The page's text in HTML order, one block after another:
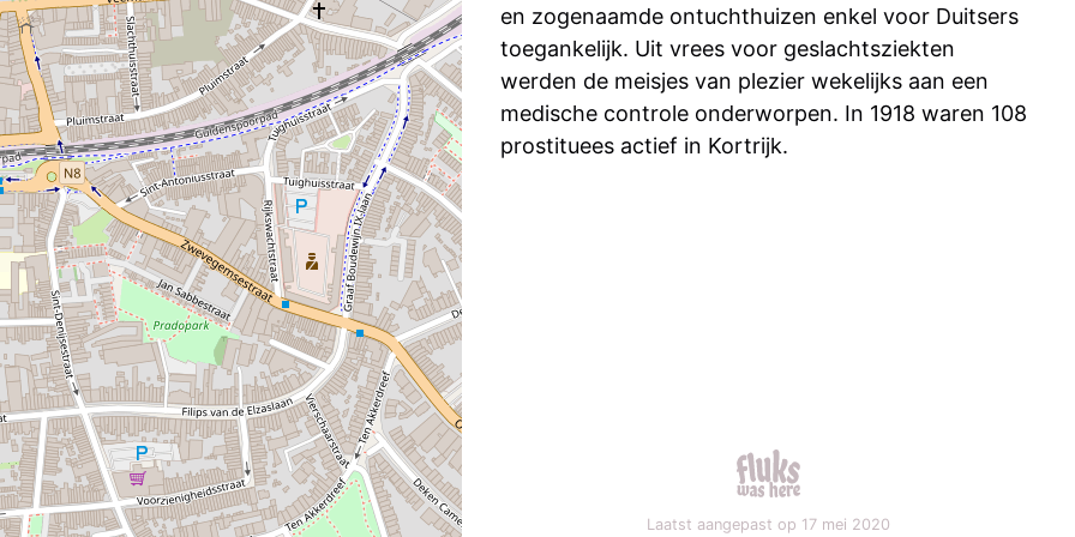
en zogenaamde ontuchthuizen enkel voor Duitsers
toegankelijk. Uit vrees voor geslachtsziekten
werden de meisjes van plezier wekelijks aan een
medische controle onderworpen. In 1918 waren 108
prostituees actief in Kortrijk.
fluks was here
Laatst aangepast op 17 mei 2020